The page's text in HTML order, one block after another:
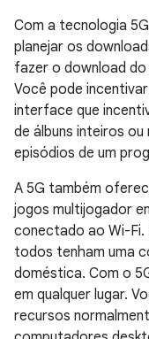
Com a tecnologia
planejar os
fazer o download do
Você pode
interface que
de álbuns inteiros
episódios de um
A 5G também
jogos multijogador
conectado ao Wi-Fi.
todos tenham uma
doméstica. Com o
em qualquer lugar.
recursos